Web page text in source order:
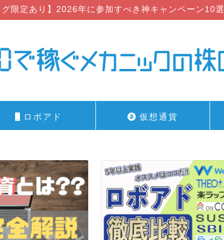
グ限定あり】2026年に参加すべき神キャンペーン10選
ロボアド 仮想通貨